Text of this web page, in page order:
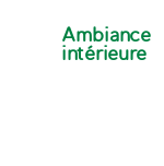
Ambiance
intérieure